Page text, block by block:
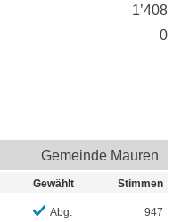
1’408
0
Gemeinde Mauren
Gewählt Stimmen
Abg. 947